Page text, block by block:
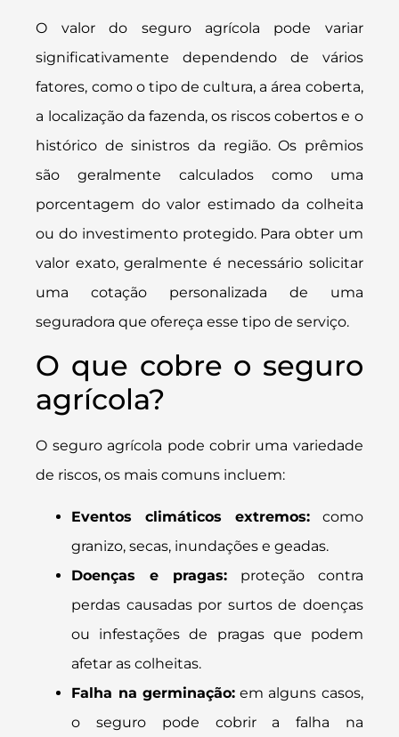
O valor do seguro agrícola pode variar
significativamente dependendo de vários
fatores, como o tipo de cultura, a área coberta,
a localização da fazenda, os riscos cobertos e o
histórico de sinistros da região. Os prêmios
são geralmente calculados como uma
porcentagem do valor estimado da colheita
ou do investimento protegido. Para obter um
valor exato, geralmente é necessário solicitar
uma cotação personalizada de uma
seguradora que ofereça esse tipo de serviço.
O que cobre o seguro
agrícola?
O seguro agrícola pode cobrir uma variedade
de riscos, os mais comuns incluem:
Eventos climáticos extremos:como
granizo, secas, inundações e geadas.
Doenças e pragas: proteção contra
perdas causadas por surtos de doenças
ou infestações de pragas que podem
afetar as colheitas.
Falha na germinação:em alguns casos,
o seguro pode cobrir a falha na